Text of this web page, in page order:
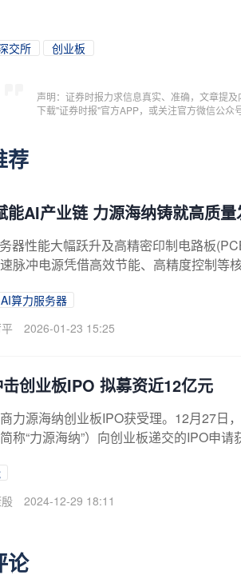
交所 创业板
声明：证券时报力求信息真实、准确，文章提
下载"证券时报"官方APP，或关注官方微信公
荐
能AI产业链 力源海纳铸就高质量
器性能大幅跃升及高精密印制电路板
脉冲电源凭借高效节能、高精度控制等
年的发展历程中，积淀了丰富的核心技
新质生产力。自成立以来，力源海纳始
AI算力服务器
2026-01-23 15:25
创业板IPO 拟募资近12亿元
力源海纳创业板IPO获受理。12月27日
称“力源海纳”）向创业板递交的IPO申
电源。公司产品主要应用于锂电及高精
、高端表面处理、环保及水处理等行业
2024-12-29 18:11
论